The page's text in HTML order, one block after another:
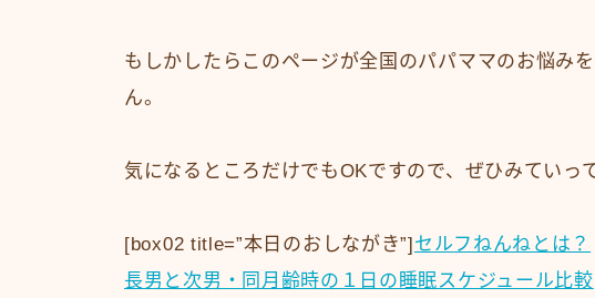
もしかしたらこのページが全国のパパママのお悩み
ん。
気になるところだけでもOKですので、ぜひみていっ
[box02 title=”本日のおしながき”]セルフねんねとは？
長男と次男・同月齢時の１日の睡眠スケジュール比較